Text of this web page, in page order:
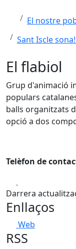
El nostre
Sant Iscle sona!
El flabiol
Grup d'animació
populars
balls organitzats
opció a dos
Telèfon de
Darrera
Enllaços
Web
RSS